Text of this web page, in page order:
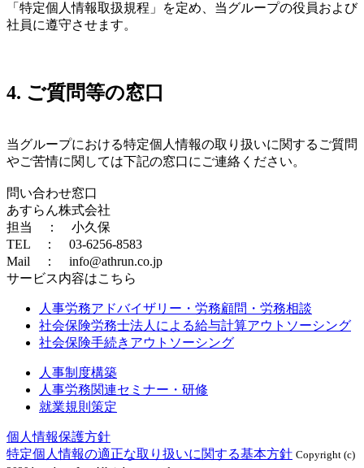
「特定個人情報取扱規程」を定め、当グループの役員および
社員に遵守させます。
4. ご質問等の窓口
当グループにおける特定個人情報の取り扱いに関するご質問
やご苦情に関しては下記の窓口にご連絡ください。
問い合わせ窓口
あすらん株式会社
担当 ： 小久保
TEL ： 03-6256-8583
Mail ： info@athrun.co.jp
サービス内容はこちら
人事労務アドバイザリー・労務顧問・労務相談
社会保険労務士法人による給与計算アウトソーシング
社会保険手続きアウトソーシング
人事制度構築
人事労務関連セミナー・研修
就業規則策定
個人情報保護方針
特定個人情報の適正な取り扱いに関する基本方針 Copyright (c)